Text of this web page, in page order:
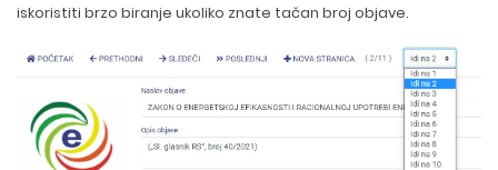
iskoristiti brzo biranje ukoliko znate tačan broj objave.